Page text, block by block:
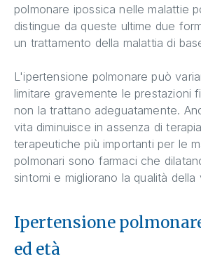
polmonare ipossica nelle malattie
distingue da queste ultime due
un trattamento della malattia di
L'ipertensione polmonare può
limitare gravemente le prestazioni
non la trattano adeguatamente.
vita diminuisce in assenza di
terapeutiche più importanti per le
polmonari sono farmaci che
sintomi e migliorano la qualità della
Ipertensione
ed età